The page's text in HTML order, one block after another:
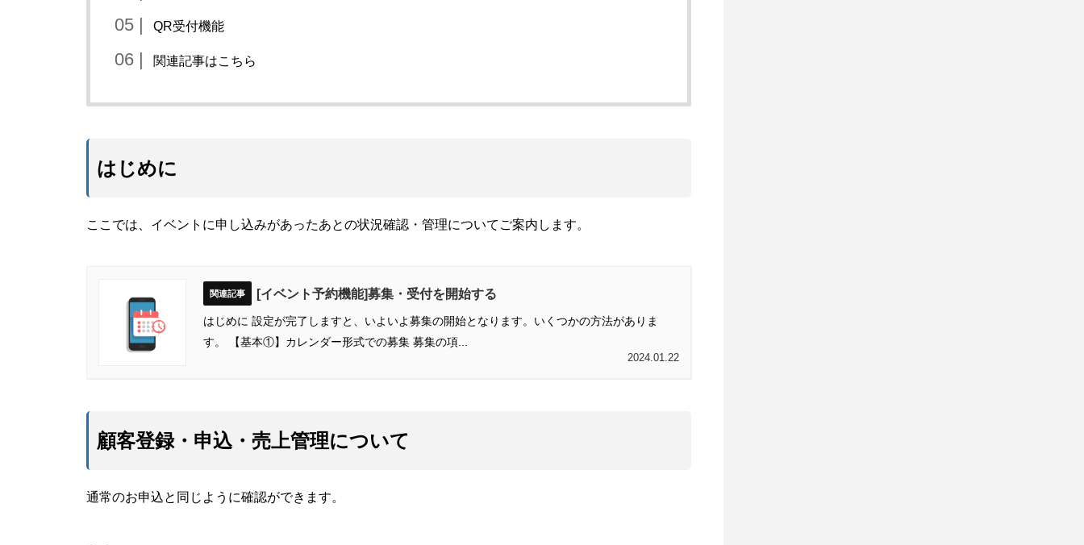
QR受付機能
関連記事はこちら
はじめに
ここでは、イベントに申し込みがあったあとの状況確認・管理についてご案内します。
[イベント予約機能]募集・受付を開始する
はじめに 設定が完了しますと、いよいよ募集の開始となります。いくつかの方法がありま
す。 【基本①】カレンダー形式での募集 募集の項...
2024.01.22
顧客登録・申込・売上管理について
通常のお申込と同じように確認ができます。